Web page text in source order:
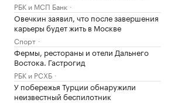
РБК и МСП Банк
Овечкин заявил, что после завершения
карьеры будет жить в Москве
Спорт
Фермы, рестораны и отели Дальнего
Востока. Гастрогид
РБК и РСХБ
У побережья Турции обнаружили
неизвестный беспилотник